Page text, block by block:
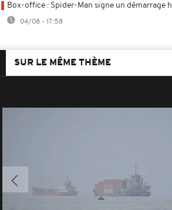
Box-office : Spider-Man signe un démarrage
04/08 - 17:58
SUR LE MÊME THÈME